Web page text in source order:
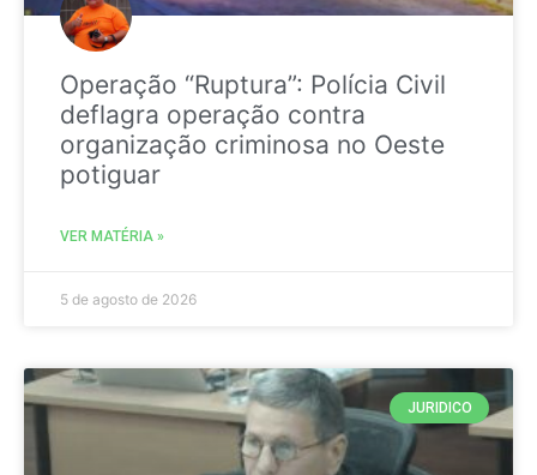
Operação “Ruptura”: Polícia Civil
deflagra operação contra
organização criminosa no Oeste
potiguar
VER MATÉRIA »
5 de agosto de 2026
JURIDICO